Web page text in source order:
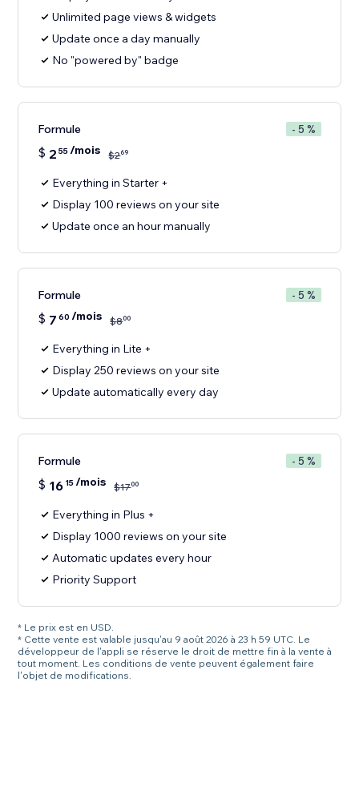
Unlimited page views & widgets
Update once a day manually
No "powered by" badge
Formule - 5 %
$ 2 55/mois $269
Everything in Starter +
Display 100 reviews on your site
Update once an hour manually
Formule - 5 %
$ 7 60 /mois $800
Everything in Lite +
Display 250 reviews on your site
Update automatically every day
Formule - 5 %
$ 16 15/mois $1700
Everything in Plus +
Display 1000 reviews on your site
Automatic updates every hour
Priority Support
* Le prix est en USD.
* Cette vente est valable jusqu'au 9 août 2026 à 23 h 59 UTC. Le
développeur de l'appli se réserve le droit de mettre fin à la vente à
tout moment. Les conditions de vente peuvent également faire
l'objet de modifications.